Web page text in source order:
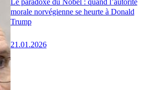
Le paradoxe du Nobel : quand l’autorité
morale norvégienne se heurte à Donald
Trump
21.01.2026